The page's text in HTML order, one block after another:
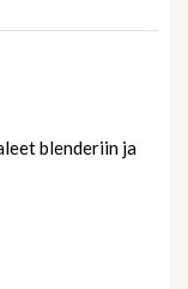
blenderiin ja